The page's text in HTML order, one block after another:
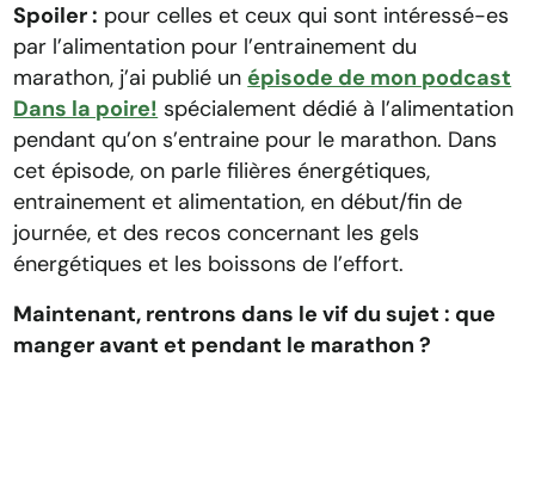
Spoiler : pour celles et ceux qui sont intéressé-es
par l’alimentation pour l’entrainement du
marathon, j’ai publié un épisode de mon podcast
Dans la poire! spécialement dédié à l’alimentation
pendant qu’on s’entraine pour le marathon. Dans
cet épisode, on parle filières énergétiques,
entrainement et alimentation, en début/fin de
journée, et des recos concernant les gels
énergétiques et les boissons de l’effort.
Maintenant, rentrons dans le vif du sujet : que
manger avant et pendant le marathon ?
La mastication :